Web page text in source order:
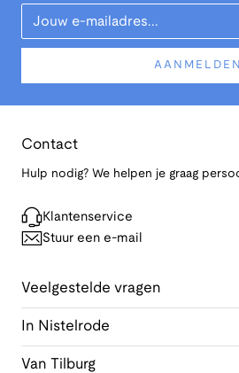
Your Email
AANMELDEN
Contact
Hulp nodig? We helpen je graag
Klantenservice
Stuur een e-mail
Veelgestelde vragen
In Nistelrode
Van Tilburg